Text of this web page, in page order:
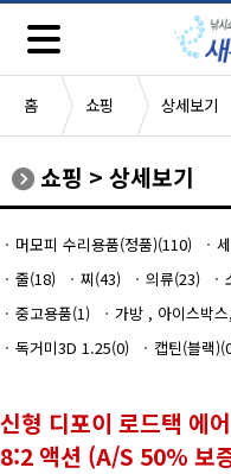
홈 쇼핑 상세보기
쇼핑 > 상세보기
머모피 수리용품(정품)(110)
줄(18)
찌(43) 의류(23)
중고용품(1)
가방 , 아이스박
독거미3D 1.25(0)
캡틴(블랙
신형 디포이 로드택 에
8:2 액션 (A/S 50% 보